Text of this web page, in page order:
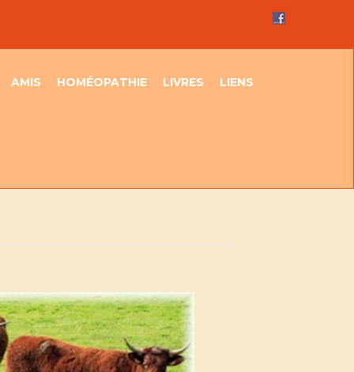
AMIS HOMÉOPATHIE LIVRES LIENS